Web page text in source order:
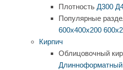
Плотность Д300
Популярные
600х400х200
Кирпич
Облицовочный
Длинноформатный